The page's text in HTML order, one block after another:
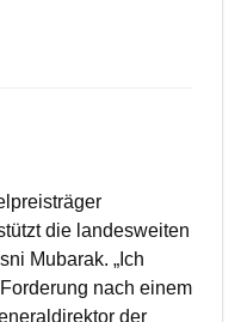
die landesweiten
Mubarak. „Ich
nach einem
der